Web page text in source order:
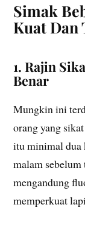
Simak
Kuat Dan
1. Rajin
Benar
Mungkin ini
orang yang
itu minimal dua
malam
mengandung
memperkuat